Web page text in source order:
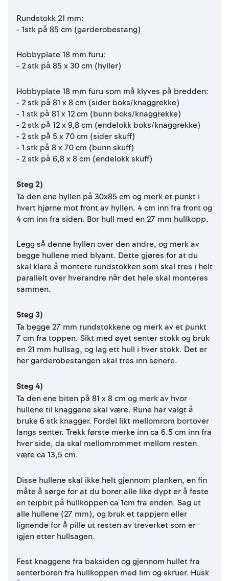
Rundstokk 21 mm:
- 1stk på 85 cm (garderobestang)
Hobbyplate 18 mm furu:
- 2 stk på 85 x 30 cm (hyller)
Hobbyplate 18 mm furu som må klyves på bredden:
- 2 stk på 81 x 8 cm (sider boks/knaggrekke)
- 1 stk på 81 x 12 cm (bunn boks/knaggrekke)
- 2 stk på 12 x 9,8 cm (endelokk boks/knaggrekke)
- 2 stk på 5 x 70 cm (sider skuff)
- 1 stk på 8 x 70 cm (bunn skuff)
- 2 stk på 6,8 x 8 cm (endelokk skuff)
Steg 2)
Ta den ene hyllen på 30x85 cm og merk et punkt i
hvert hjørne mot front av hyllen. 4 cm inn fra front og
4 cm inn fra siden. Bor hull med en 27 mm hullkopp.
Legg så denne hyllen over den andre, og merk av
begge hullene med blyant. Dette gjøres for at du
skal klare å montere rundstokken som skal tres i helt
parallelt over hverandre når det hele skal monteres
sammen.
Steg 3)
Ta begge 27 mm rundstokkene og merk av et punkt
7 cm fra toppen. Sikt med øyet senter stokk og bruk
en 21 mm hullsag, og lag ett hull i hver stokk. Det er
her garderobestangen skal tres inn senere.
Steg 4)
Ta den ene biten på 81 x 8 cm og merk av hvor
hullene til knaggene skal være. Rune har valgt å
bruke 6 stk knagger. Fordel likt mellomrom bortover
langs senter. Trekk første merke inn ca 6.5 cm inn fra
hver side, da skal mellomrommet mellom resten
være ca 13,5 cm.
Disse hullene skal ikke helt gjennom planken, en fin
måte å sørge for at du borer alle like dypt er å feste
en teipbit på hullkoppen ca 1cm fra enden. Sag ut
alle hullene (27 mm), og bruk et tappjern eller
lignende for å pille ut resten av treverket som er
igjen etter hullsagen.
Fest knaggene fra baksiden og gjennom hullet fra
senterboren fra hullkoppen med lim og skruer. Husk